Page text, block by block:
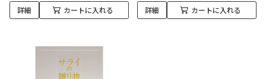
詳細 カートに入れる 詳細 カートに入れる